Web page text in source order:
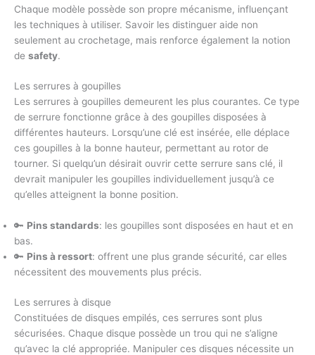
Chaque modèle possède son propre mécanisme, influençant
les techniques à utiliser. Savoir les distinguer aide non
seulement au crochetage, mais renforce également la notion
de safety.
Les serrures à goupilles
Les serrures à goupilles demeurent les plus courantes. Ce type
de serrure fonctionne grâce à des goupilles disposées à
différentes hauteurs. Lorsqu’une clé est insérée, elle déplace
ces goupilles à la bonne hauteur, permettant au rotor de
tourner. Si quelqu’un désirait ouvrir cette serrure sans clé, il
devrait manipuler les goupilles individuellement jusqu’à ce
qu’elles atteignent la bonne position.
🔑 Pins standards: les goupilles sont disposées en haut et en
bas.
🔑 Pins à ressort: offrent une plus grande sécurité, car elles
nécessitent des mouvements plus précis.
Les serrures à disque
Constituées de disques empilés, ces serrures sont plus
sécurisées. Chaque disque possède un trou qui ne s’aligne
qu’avec la clé appropriée. Manipuler ces disques nécessite un